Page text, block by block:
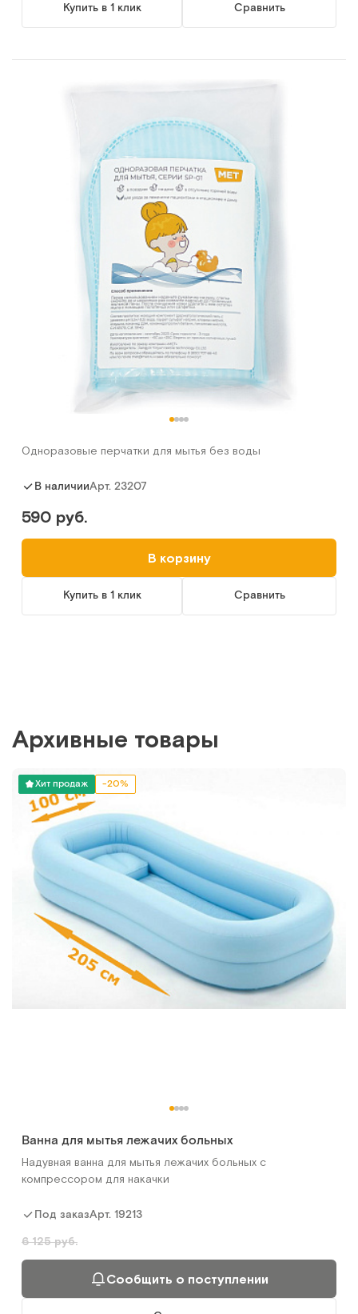
Купить в 1 клик Сравнить
Одноразовые перчатки для мытья без воды
В наличииАрт. 23207
590 руб.
В корзину
Купить в 1 клик Сравнить
Архивные товары
Хит продаж -20%
Ванна для мытья лежачих больных
Надувная ванна для мытья лежачих больных с
компрессором для накачки
Под заказАрт. 19213
6 125 руб.
Сообщить о поступлении